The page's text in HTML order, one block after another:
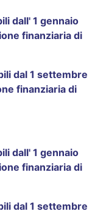
dall' 1 gennaio
finanziaria di
dal 1 settembre
finanziaria di
dall' 1 gennaio
finanziaria di
dal 1 settembre